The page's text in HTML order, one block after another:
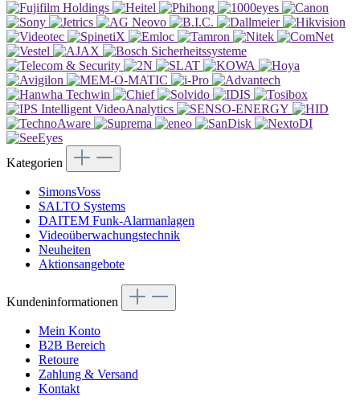
Kategorien
SimonsVoss
SALTO Systems
DAITEM Funk-Alarmanlagen
Videoüberwachungstechnik
Neuheiten
Aktionsangebote
Kundeninformationen
Mein Konto
B2B Bereich
Retoure
Zahlung & Versand
Kontakt